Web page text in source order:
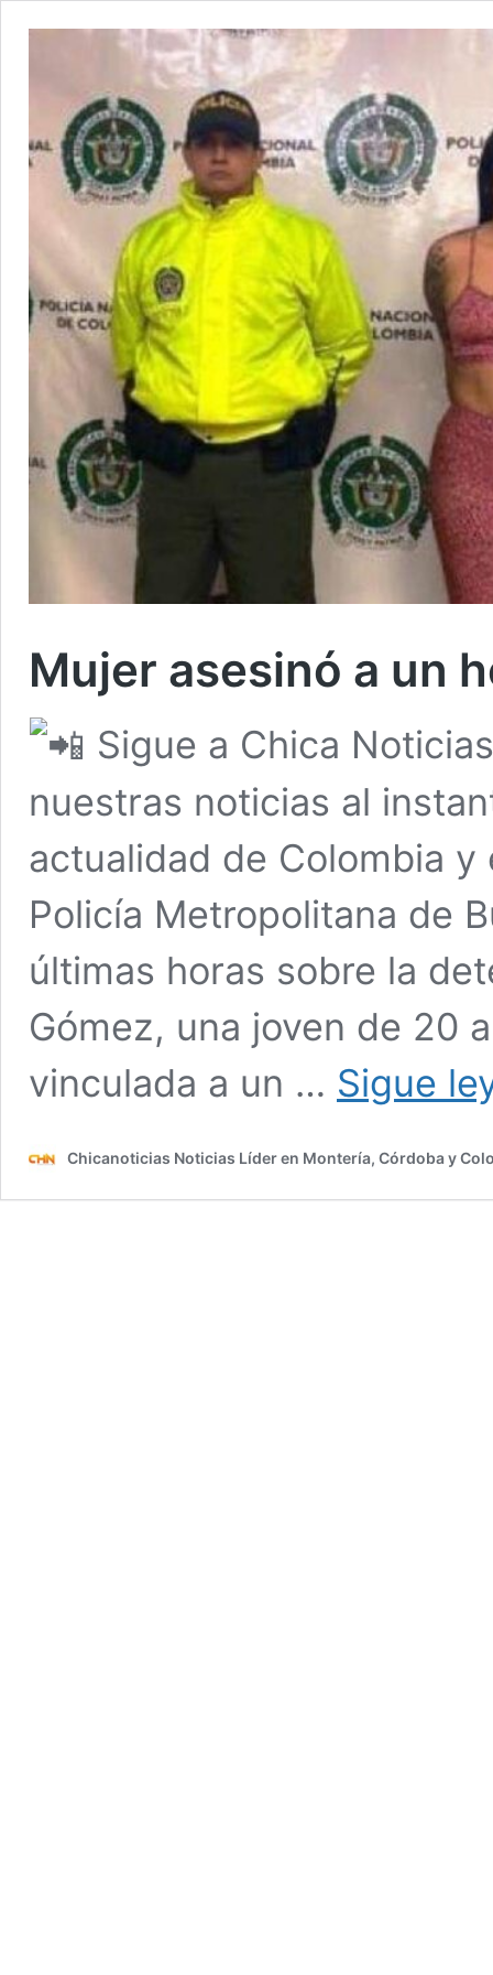
Mujer asesinó a un
Sigue a Chica
nuestras noticias al
actualidad de Colombia
Policía Metropolitana de
últimas horas sobre la
Gómez, una joven de 20
vinculada a un … Sigue
Chicanoticias Noticias Líder en Montería, Córdoba y